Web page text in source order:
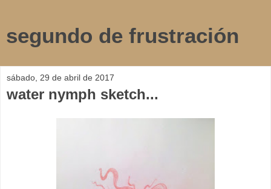
segundo de frustración
sábado, 29 de abril de 2017
water nymph sketch...